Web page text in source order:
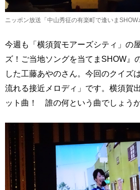
ニッポン放送「中山秀征の有楽町で逢いまSHOW♪
今週も「横須賀モアーズシティ」の
ズ！ご当地ソングを当てまSHOW』
した工藤あやのさん。今回のクイズ
流れる接近メロディ」です。横須賀
ット曲！ 誰の何という曲でしょう